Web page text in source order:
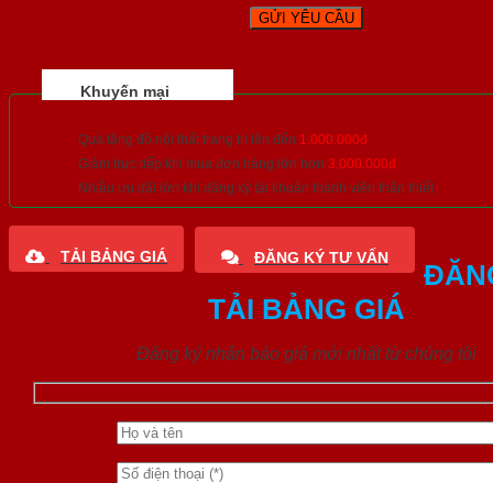
Khuyến mại
Quà tặng đồ nội thất trang trí lên đến 1.000.000đ
Giảm trực tiếp khi mua đơn hàng lớn hơn 3.000.000đ
Nhiều ưu đãi lớn khi đăng ký tài khoản thành viên thân thiết
TẢI BẢNG GIÁ ĐĂNG KÝ TƯ VẤN
TẢI BẢNG GIÁ
Đăng ký nhận báo giá mới nhất từ chúng tôi